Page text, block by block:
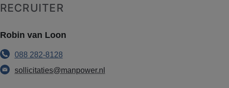
RECRUITER
Robin van Loon
088 282-8128
sollicitaties@manpower.nl